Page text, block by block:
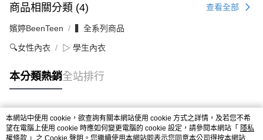
商品相關分類 (4) 查看全部
嬪婷BeenTeen ▍全系列商品
🔍女性內衣 ▷ 學生內衣
本分類熱銷全站排行
熱門標籤
本網站中使用 cookie，欲查詢有關本網站使用 cookie 方式之詳情，及若您不希
望在電腦上使用 cookie 時應如何變更電腦的 cookie 設定，請參閱本網站「 隱私
權條款 」之 Cookie 聲明。您繼續使用本網站即表示您同意本公司得按本網站使